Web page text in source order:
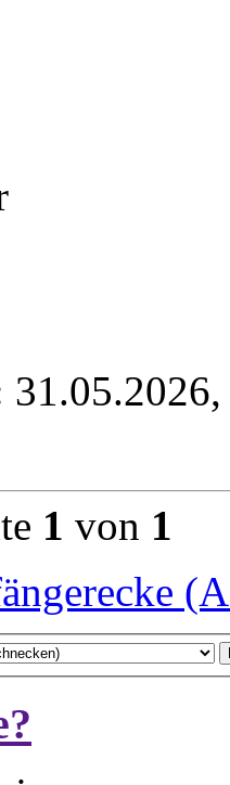
1 von 1